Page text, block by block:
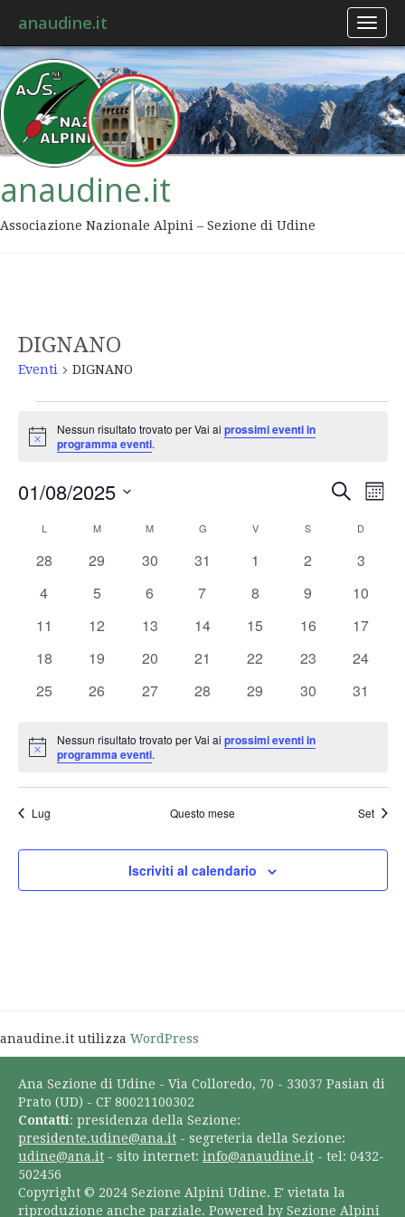
anaudine.it
anaudine.it
Associazione Nazionale Alpini – Sezione di Udine
DIGNANO
Eventi DIGNANO
Notice
Nessun risultato trovato per Vai aiprossimi eventi in
programma eventi.
viste
Cerca
Mese
01/08/2025
Calendario
di
Eventi
L M M G V S D
0
28
0
29
0
30
0
31
0
1
0
2
0
3
0
4
0
5
0
6
0
7
0
8
0
9
0
10
0
11
0
12
0
13
0
14
0
15
0
16
0
17
0
18
0
19
0
20
0
21
0
22
0
23
0
24
0
25
0
26
0
27
0
28
0
29
0
30
0
31
Notice
Nessun risultato trovato per Vai aiprossimi eventi in
programma eventi.
Lug Questo mese Set
Iscriviti al calendario
anaudine.it utilizza WordPress
Ana Sezione di Udine - Via Colloredo, 70 - 33037 Pasian di
Prato (UD) - CF 80021100302
Contatti: presidenza della Sezione:
presidente.udine@ana.it - segreteria della Sezione:
udine@ana.it - sito internet: info@anaudine.it - tel: 0432-
502456
Copyright © 2024 Sezione Alpini Udine. E' vietata la
riproduzione anche parziale. Powered by Sezione Alpini